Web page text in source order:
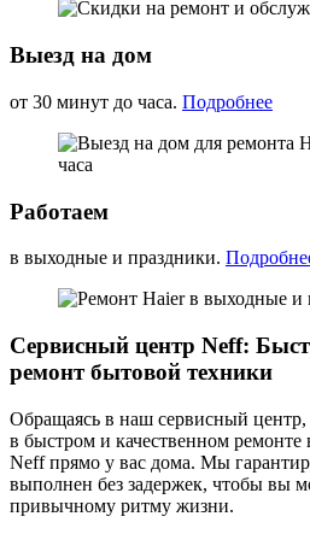
Выезд на дом
от 30 минут до часа. Подробнее
Работаем
в выходные и праздники.
Сервисный центр Neff:
ремонт бытовой техники
Обращаясь в наш сервисный
в быстром и качественном
Neff прямо у вас дома. Мы
выполнен без задержек, чтобы вы
привычному ритму жизни.